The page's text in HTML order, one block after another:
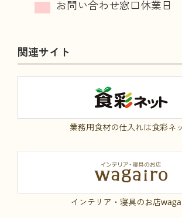
関連サイト
業務用食材の仕入れは食彩ネ
インテリア・寝具のお店